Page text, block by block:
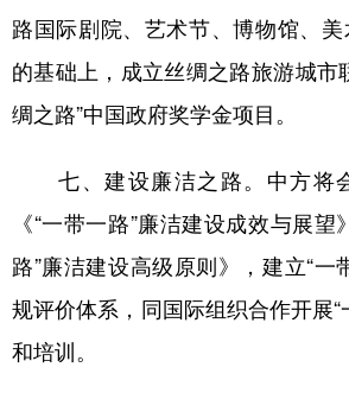
路国际剧院、艺术节、博物馆、
的基础上，成立丝绸之路旅游城市
绸之路”中国政府奖学金项目。
七、建设廉洁之路。中方将
《“一带一路”廉洁建设成效与展
路”廉洁建设高级原则》，建立“一
规评价体系，同国际组织合作开展“
和培训。